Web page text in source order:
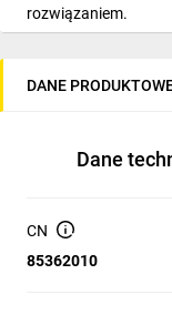
rozwiązaniem.
DANE
Dane
CN
85362010